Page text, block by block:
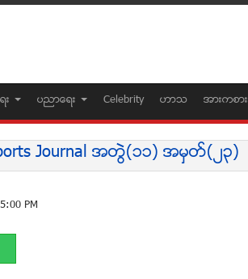
း ပညာေရး Celebrity ဟာသ အားကစား
Journal အတြဲ(၁၁) အမွတ္(၂၃)
PM